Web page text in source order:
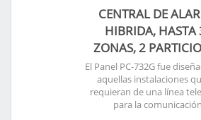
CENTRAL DE
HIBRIDA, HASTA
ZONAS, 2
El Panel PC-732G fue
aquellas instalaciones
requieran de una línea
para la